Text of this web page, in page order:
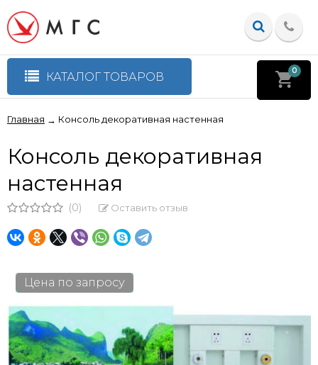
КАТАЛОГ ТОВАРОВ 0
Главная → Консоль декоративная настенная
Консоль декоративная
настенная
(0) Оставить отзыв
Цена по запросу